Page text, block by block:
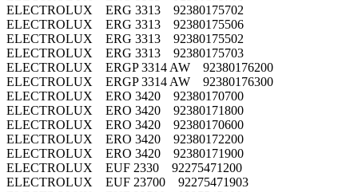
ELECTROLUX ERG 3313 92380175702
ELECTROLUX ERG 3313 92380175506
ELECTROLUX ERG 3313 92380175502
ELECTROLUX ERG 3313 92380175703
ELECTROLUX ERGP 3314 AW 92380176200
ELECTROLUX ERGP 3314 AW 92380176300
ELECTROLUX ERO 3420 92380170700
ELECTROLUX ERO 3420 92380171800
ELECTROLUX ERO 3420 92380170600
ELECTROLUX ERO 3420 92380172200
ELECTROLUX ERO 3420 92380171900
ELECTROLUX EUF 2330 92275471200
ELECTROLUX EUF 23700 92275471903